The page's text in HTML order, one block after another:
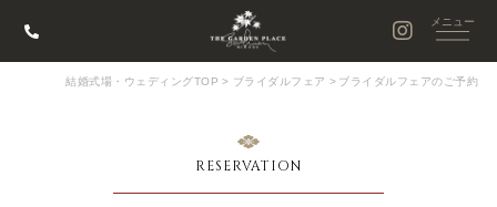
結婚式場・ウェディングTOP > ブライダルフェア > ブライダルフェアのご予約
RESERVATION